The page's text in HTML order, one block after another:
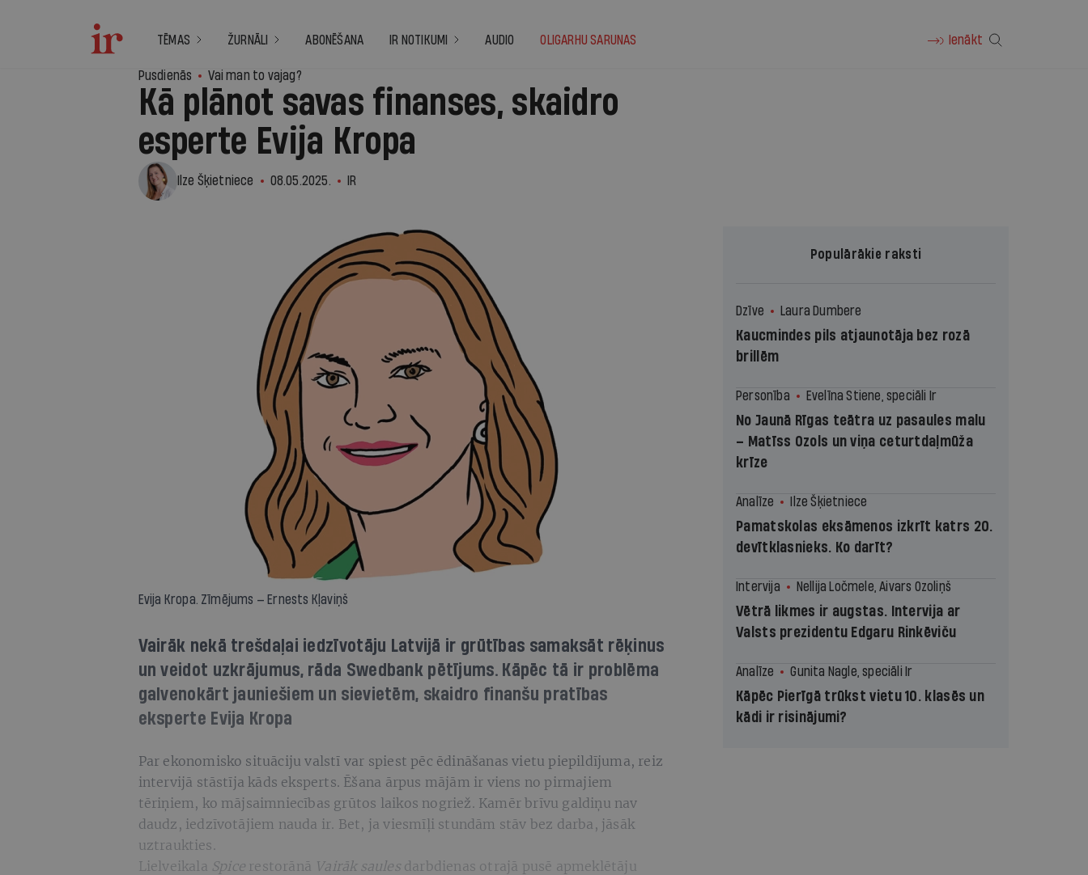
TĒMAS ŽURNĀLI ABONĒŠANA IR NOTIKUMI AUDIO OLIGARHU SARUNAS Ienākt
Pusdienās Vai man to vajag?
Kā plānot savas finanses, skaidro
esperte Evija Kropa
Ilze Šķietniece 08.05.2025. IR
Evija Kropa. Zīmējums — Ernests Kļaviņš
Vairāk nekā trešdaļai iedzīvotāju Latvijā ir grūtības samaksāt rēķinus
un veidot uzkrājumus, rāda Swedbank pētījums. Kāpēc tā ir problēma
galvenokārt jauniešiem un sievietēm, skaidro finanšu pratības
eksperte Evija Kropa
Par ekonomisko situāciju valstī var spiest pēc ēdināšanas vietu piepildījuma, reiz
intervijā stāstīja kāds eksperts. Ēšana ārpus mājām ir viens no pirmajiem
tēriņiem, ko mājsaimniecības grūtos laikos nogriež. Kamēr brīvu galdiņu nav
daudz, iedzīvotājiem nauda ir. Bet, ja viesmīļi stundām stāv bez darba, jāsāk
uztraukties.
Lielveikala Spice restorānā Vairāk saulesdarbdienas otrajā pusē apmeklētāju
Populārākie raksti
Dzīve Laura Dumbere
Kaucmindes pils atjaunotāja bez rozā
brillēm
Personība Evelīna Stiene, speciāli Ir
No Jaunā Rīgas teātra uz pasaules malu
– Matīss Ozols un viņa ceturtdaļmūža
krīze
Analīze Ilze Šķietniece
Pamatskolas eksāmenos izkrīt katrs 20.
devītklasnieks. Ko darīt?
Intervija Nellija Ločmele, Aivars Ozoliņš
Vētrā likmes ir augstas. Intervija ar
Valsts prezidentu Edgaru Rinkēviču
Analīze Gunita Nagle, speciāli Ir
Kāpēc Pierīgā trūkst vietu 10. klasēs un
kādi ir risinājumi?